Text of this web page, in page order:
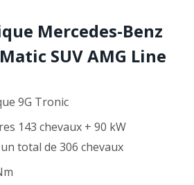
Mercedes-Benz
SUV AMG Line
9G Tronic
143 chevaux + 90 kW
total de 306 chevaux